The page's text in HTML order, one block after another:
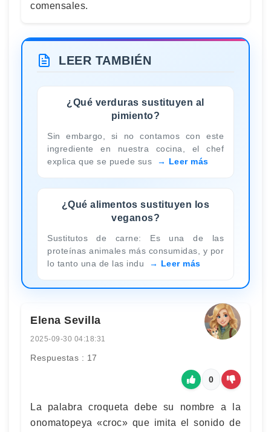
comensales.
LEER TAMBIÉN
¿Qué verduras sustituyen al
pimiento?
Sin embargo, si no contamos con este
ingrediente en nuestra cocina, el chef
explica que se puede sus
Leer más
¿Qué alimentos sustituyen los
veganos?
Sustitutos de carne: Es una de las
proteínas animales más consumidas, y por
lo tanto una de las indu
Leer más
Elena Sevilla
2025-09-30 04:18:31
Respuestas : 17
0
La palabra croqueta debe su nombre a la
onomatopeya «croc» que imita el sonido de